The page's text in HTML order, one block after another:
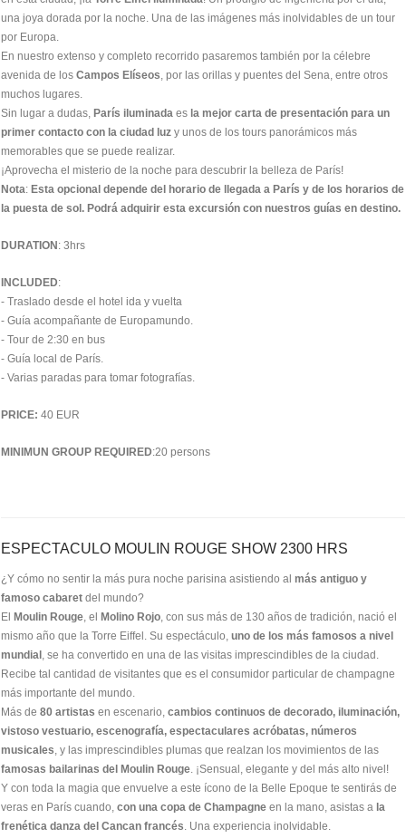
una joya dorada por la noche. Una de las imágenes más inolvidables de un tour
por Europa.
En nuestro extenso y completo recorrido pasaremos también por la célebre
avenida de los Campos Elíseos, por las orillas y puentes del Sena, entre otros
muchos lugares.
Sin lugar a dudas, París iluminada es la mejor carta de presentación para un
primer contacto con la ciudad luz y unos de los tours panorámicos más
memorables que se puede realizar.
¡Aprovecha el misterio de la noche para descubrir la belleza de París!
Nota: Esta opcional depende del horario de llegada a París y de los horarios de
la puesta de sol. Podrá adquirir esta excursión con nuestros guías en destino.
DURATION : 3hrs
INCLUDED:
- Traslado desde el hotel ida y vuelta
- Guía acompañante de Europamundo.
- Tour de 2:30 en bus
- Guía local de París.
- Varias paradas para tomar fotografías.
PRICE: 40 EUR
MINIMUN GROUP REQUIRED:20 persons
ESPECTACULO MOULIN ROUGE SHOW 2300 HRS
¿Y cómo no sentir la más pura noche parisina asistiendo al más antiguo y
famoso cabaret del mundo?
El Moulin Rouge, el Molino Rojo, con sus más de 130 años de tradición, nació el
mismo año que la Torre Eiffel. Su espectáculo, uno de los más famosos a nivel
mundial , se ha convertido en una de las visitas imprescindibles de la ciudad.
Recibe tal cantidad de visitantes que es el consumidor particular de champagne
más importante del mundo.
Más de 80 artistas en escenario, cambios continuos de decorado, iluminación,
vistoso vestuario, escenografía, espectaculares acróbatas, números
musicales, y las imprescindibles plumas que realzan los movimientos de las
famosas bailarinas del Moulin Rouge. ¡Sensual, elegante y del más alto nivel!
Y con toda la magia que envuelve a este ícono de la Belle Epoque te sentirás de
veras en París cuando, con una copa de Champagne en la mano, asistas a la
frenética danza del Cancan francés. Una experiencia inolvidable.